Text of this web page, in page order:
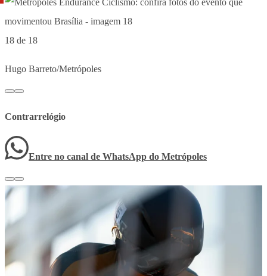
18 de 18
Hugo Barreto/Metrópoles
Contrarrelógio
Entre no canal de WhatsApp do Metrópoles